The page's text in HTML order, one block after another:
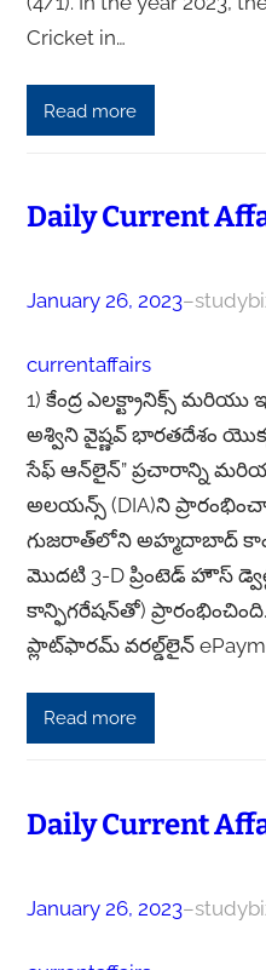
Cricket in…
Read more
Daily Current
January 26, 2023–
currentaffairs
1) కేంద్ర ఎలక్ట్రానిక్స్ మరియు
అశ్విని వైష్ణవ్ భారతదేశం
సేఫ్ ఆన్‌లైన్” ప్రచారాన్ని
అలయన్స్ (DIA)ని
గుజరాత్‌లోని అహ్మదాబాద్
మొదటి 3-D ప్రింటెడ్ హౌస్
కాన్ఫిగరేషన్‌తో)
ప్లాట్‌ఫారమ్ వరల్డ్‌లైన్
Read more
Daily Current
January 26, 2023–